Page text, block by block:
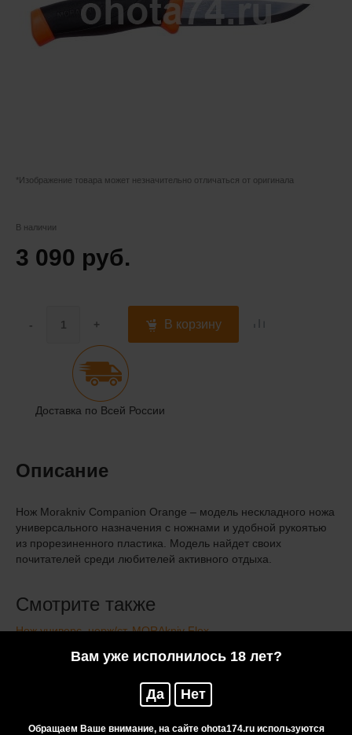
Вам уже исполнилось 18 лет?
Да Нет
Обращаем Ваше внимание, на сайте ohota174.ru используются
*Изображение товара может незначительно отличаться от оригинала
В наличии
3 090 руб.
- + В корзину
Доставка по Всей России
Описание
Нож Morakniv Companion Orange – модель нескладного ножа
универсального назначения с ножнами и удобной рукоятью
из прорезиненного пластика. Модель найдет своих
почитателей среди любителей активного отдыха.
Смотрите также
Нож универс. нерж/ст. MORAkniv Flex
Нож универс. нерж/ст. MORAkniv Karl-Johan